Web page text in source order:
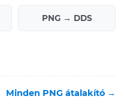
PNG → DDS
Minden PNG átalakító →